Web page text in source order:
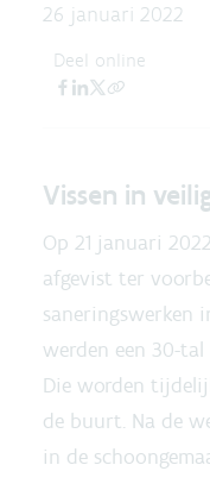
26 januari 2022
Deel online
Vissen in
Op 21 januari
afgevist ter
saneringswerken
werden een 30-
Die worden
de buurt. Na de
in de